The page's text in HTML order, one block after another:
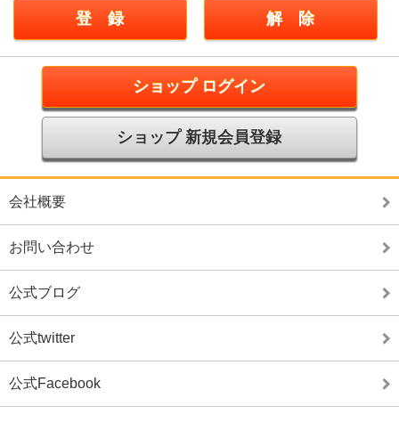
ショップ ログイン
ショップ 新規会員登録
会社概要
お問い合わせ
公式ブログ
公式twitter
公式Facebook